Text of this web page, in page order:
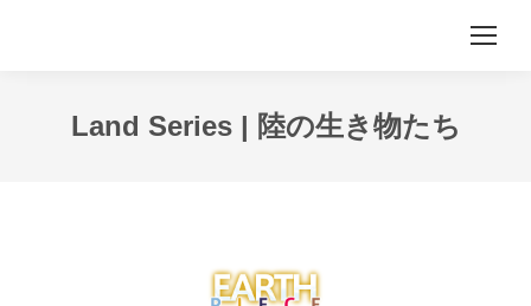
Land Series | 陸の生き物たち